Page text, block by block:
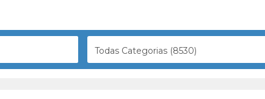
Todas Categorias (8530)